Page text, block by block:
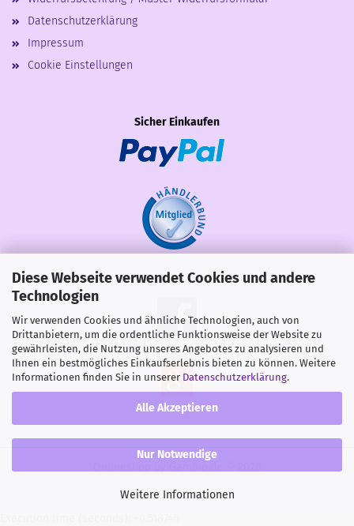
Diese Webseite verwendet Cookies und andere
Technologien
Wir verwenden Cookies und ähnliche Technologien, auch von
Drittanbietern, um die ordentliche Funktionsweise der Website zu
gewährleisten, die Nutzung unseres Angebotes zu analysieren und
Ihnen ein bestmögliches Einkaufserlebnis bieten zu können. Weitere
Informationen finden Sie in unserer Datenschutzerklärung.
Alle Akzeptieren
Nur Notwendige
Weitere Informationen
Datenschutzerklärung
Impressum
Cookie Einstellungen
Sicher Einkaufen
Share